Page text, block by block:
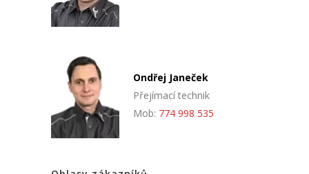
Ondřej Janeček
Přejímací technik
Mob: 774 998 535